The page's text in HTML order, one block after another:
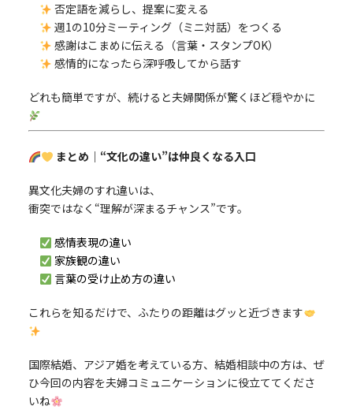
否定語を減らし、提案に変える
週1の10分ミーティング（ミニ対話）をつくる
感謝はこまめに伝える（言葉・スタンプOK）
感情的になったら深呼吸してから話す
どれも簡単ですが、続けると夫婦関係が驚くほど穏やかに
まとめ｜“文化の違い”は仲良くなる入口
異文化夫婦のすれ違いは、
衝突ではなく“理解が深まるチャンス”です。
感情表現の違い
家族観の違い
言葉の受け止め方の違い
これらを知るだけで、ふたりの距離はグッと近づきます
国際結婚、アジア婚を考えている方、結婚相談中の方は、ぜ
ひ今回の内容を夫婦コミュニケーションに役立ててくださ
いね